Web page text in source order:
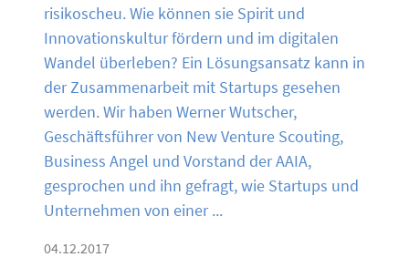
risikoscheu. Wie können sie Spirit und
Innovationskultur fördern und im digitalen
Wandel überleben? Ein Lösungsansatz kann in
der Zusammenarbeit mit Startups gesehen
werden. Wir haben Werner Wutscher,
Geschäftsführer von New Venture Scouting,
Business Angel und Vorstand der AAIA,
gesprochen und ihn gefragt, wie Startups und
Unternehmen von einer ...
04.12.2017